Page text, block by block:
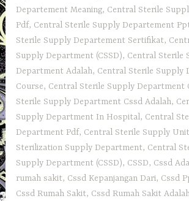
Departement Meaning, Central Sterile
Pdf, Central Sterile Supply Departement
Sterile Supply Departement Sertifikat,
Supply Department (CSSD), Central Sterile
Department Adalah, Central Sterile Supply
Course, Central Sterile Supply Department
Sterile Supply Department Cssd Adalah,
Supply Department In Hospital, Central
Department Pdf, Central Sterile Supply Unit
Sterilization Supply Department, Central
Supply Department (CSSD), CSSD, Cssd
rumah sakit, Cssd Kepanjangan Dari, Cssd
Cssd Rumah Sakit, Cssd Rumah Sakit